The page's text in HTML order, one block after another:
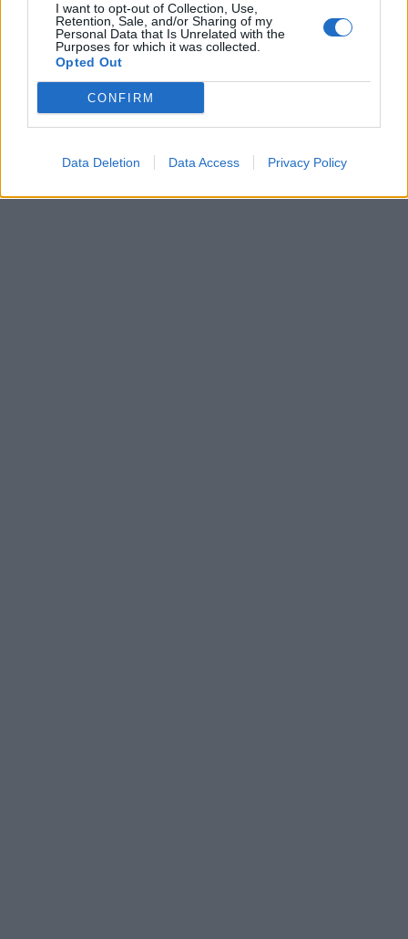
I want to opt-out of Collection, Use,
Retention, Sale, and/or Sharing of my
Personal Data that Is Unrelated with the
Purposes for which it was collected.
Opted Out
CONFIRM
Data Deletion Data Access Privacy Policy
29 Ιουλίου 2025
9η Εμποροπανήγυρη
(φωτογραφίες/βίντεο)